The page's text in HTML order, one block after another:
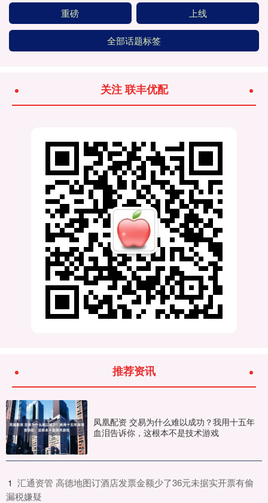
重磅 上线
全部话题标签
关注 联丰优配
推荐资讯
凤凰配资 交易为什么难以成功？我用十五年
血泪告诉你，这根本不是技术游戏
1 ​汇通资管 高德地图订酒店发票金额少了36元未据实开票有偷
漏税嫌疑